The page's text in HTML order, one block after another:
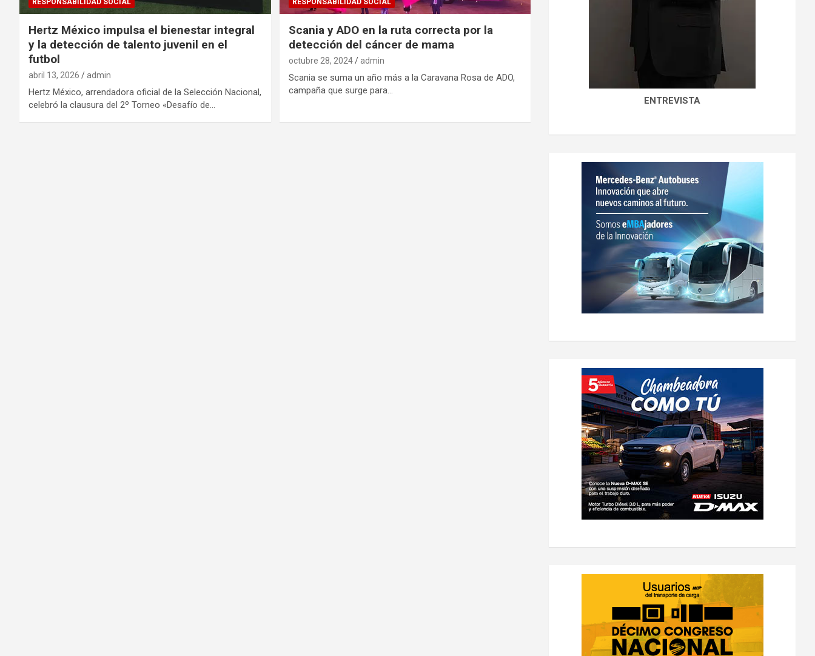
Hertz México impulsa el bienestar integral
y la detección de talento juvenil en el
futbol
abril 13, 2026 admin
Hertz México, arrendadora oficial de la Selección Nacional,
celebró la clausura del 2º Torneo «Desafío de…
Scania y ADO en la ruta correcta por la
detección del cáncer de mama
octubre 28, 2024 admin
Scania se suma un año más a la Caravana Rosa de ADO,
campaña que surge para…
ENTREVISTA